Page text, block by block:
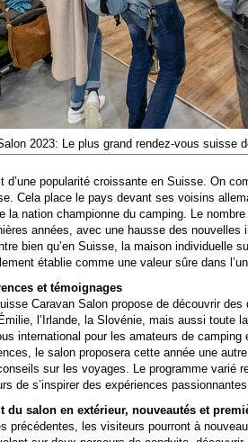
2023: Le plus grand rendez-vous suisse
d’une popularité croissante en Suisse. On
Cela place le pays devant ses voisins
la nation championne du camping. Le
années, avec une hausse des nouvelles
bien qu’en Suisse, la maison individuelle
établie comme une valeur sûre dans
et témoignages
Caravan Salon propose de découvrir
l’Irlande, la Slovénie, mais aussi toute
international pour les amateurs de
le salon proposera cette année une
sur les voyages. Le programme varié
de s’inspirer des expériences
du salon en extérieur, nouveautés et
précédentes, les visiteurs pourront à